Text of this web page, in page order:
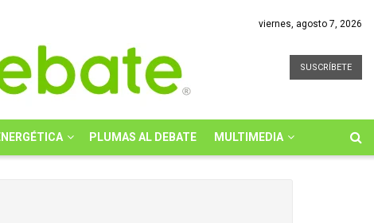
viernes, agosto 7, 2026
SUSCRÍBETE
PLUMAS AL DEBATE MULTIMEDIA